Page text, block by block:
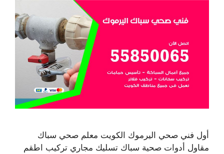
أول فني صحي اليرموك الكويت معلم صحي سباك
مقاول أدوات صحية سباك تسليك مجاري تركيب اطقم